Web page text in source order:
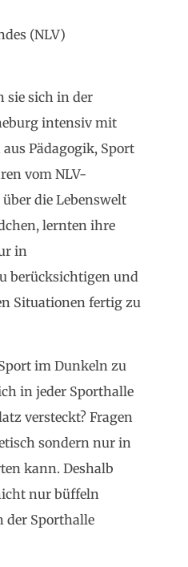
(NLV)
sie sich in der
intensiv mit
Pädagogik, Sport
vom NLV-
die Lebenswelt
lernten ihre
in
berücksichtigen und
Situationen fertig zu
im Dunkeln zu
in jeder Sporthalle
versteckt? Fragen
sondern nur in
kann. Deshalb
nur büffeln
der Sporthalle